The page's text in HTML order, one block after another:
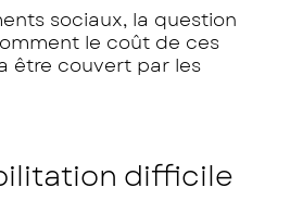
sociaux, la question
le coût de ces
être couvert par les
difficile